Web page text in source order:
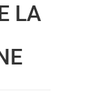
LA